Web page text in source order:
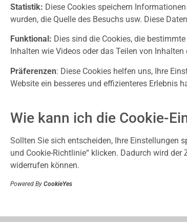
Statistik: Diese Cookies speichern
wurden, die Quelle des Besuchs usw. Diese
Funktional: Dies sind die Cookies, die
Inhalten wie Videos oder das Teilen von
Präferenzen: Diese Cookies helfen uns, Ihre
Website ein besseres und effizienteres Erlebnis
Wie kann ich die Cookie-
Sollten Sie sich entscheiden, Ihre Einstellungen
und Cookie-Richtlinie“ klicken. Dadurch wird
widerrufen können.
Powered By CookieYes